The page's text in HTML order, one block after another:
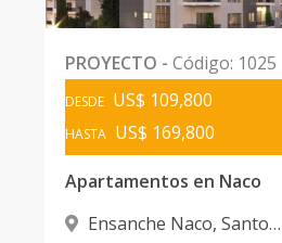
PROYECTO - Código: 1025
DESDE US$ 109,800
HASTA US$ 169,800
Apartamentos en Naco
Ensanche Naco, Santo